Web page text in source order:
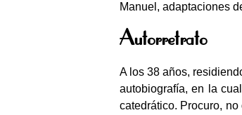
Manuel, adaptaciones
Autorretrato
A los 38 años,
autobiografía, en la
catedrático. Procuro,